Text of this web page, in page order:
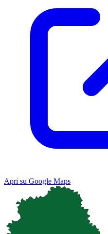
Apri su Google Maps
Map Satellite
Keyboard shortcuts